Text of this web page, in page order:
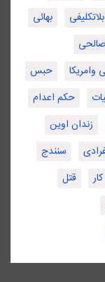
بلاتکلیفی
بهائی
حبس
حکم اعدام
زندان اوین
سنندج
قتل